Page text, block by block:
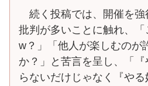
続く投稿では、開催を強
批判が多いことに触れ、
w？」「他人が楽しむのが
か？」と苦言を呈し、「
らないだけじゃなく『や